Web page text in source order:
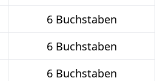
6 Buchstaben
6 Buchstaben
6 Buchstaben